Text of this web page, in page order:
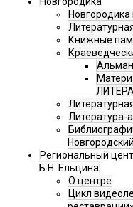
Книжные
Литература-
Региональный
Б.Н. Ельцина
О центре
Цикл